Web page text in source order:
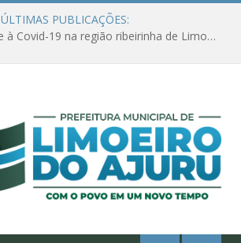
ÚLTIMAS PUBLICAÇÕES:
Ações de combate à Covid-19 na região ribeirinha de Limoeiro do Ajuru continuam